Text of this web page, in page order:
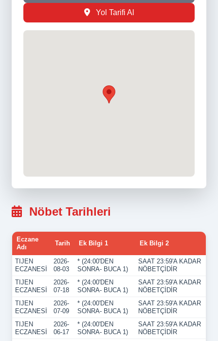
Yol Tarifi Al
Nöbet Tarihleri
Eczane
Adı
Tarih Ek Bilgi 1 Ek Bilgi 2
TIJEN
ECZANESİ
2026-
08-03
* (24:00'DEN
SONRA- BUCA 1)
SAAT 23:59'A KADAR
NÖBETÇİDİR
TIJEN
ECZANESİ
2026-
07-18
* (24:00'DEN
SONRA- BUCA 1)
SAAT 23:59'A KADAR
NÖBETÇİDİR
TIJEN
ECZANESİ
2026-
07-09
* (24:00'DEN
SONRA- BUCA 1)
SAAT 23:59'A KADAR
NÖBETÇİDİR
TIJEN
ECZANESİ
2026-
06-17
* (24:00'DEN
SONRA- BUCA 1)
SAAT 23:59'A KADAR
NÖBETÇİDİR